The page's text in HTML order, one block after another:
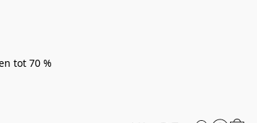
tot 70 %